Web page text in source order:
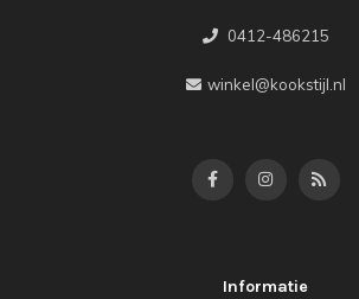
0412-486215
winkel@kookstijl.nl
Informatie